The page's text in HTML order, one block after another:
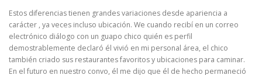
Estos diferencias tienen grandes variaciones desde apariencia a
carácter , ya veces incluso ubicación. We cuando recibí en un correo
electrónico diálogo con un guapo chico quién es perfil
demostrablemente declaró él vivió en mi personal área, el chico
también criado sus restaurantes favoritos y ubicaciones para caminar.
En el futuro en nuestro convo, él me dijo que él de hecho permaneció